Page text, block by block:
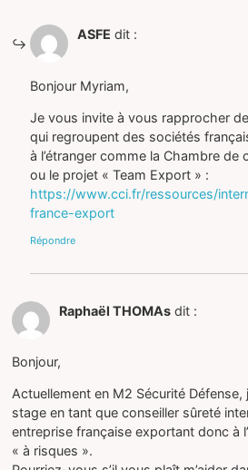
ASFE dit :
Bonjour Myriam,
Je vous invite à vous rapprocher
qui regroupent des sociétés
à l’étranger comme la Chambre de
ou le projet « Team Export » :
https://www.cci.fr/ressources/
france-export
Répondre
Raphaël THOMAs dit :
Bonjour,
Actuellement en M2 Sécurité
stage en tant que conseiller sûreté
entreprise française exportant donc à
« à risques ».